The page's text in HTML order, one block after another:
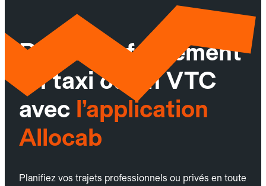
Réservez facilement
un taxi ou un VTC
avec l’application
Allocab
Planifiez vos trajets professionnels ou privés en toute